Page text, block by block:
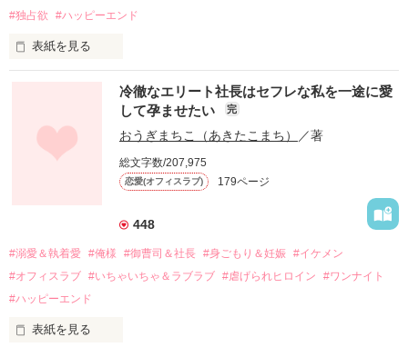
#独占欲
#ハッピーエンド
表紙を見る
幼なじみの哲平に淡い恋心を抱いていた美桜。
しかし、ある出来事をきっかけに二人の関係は壊れてしまう。
関係修復もできないまま、美桜は両親の離婚によって
引っ越すことになり、哲平とも離れ離れになった。
それから約十二年後。
過去の傷から、二度と会いたくないと思っていた哲平に
運命のような再会を果たす。
酔った勢いで一夜を共にしてしまった。
さらに、美桜が初めてだと知った哲平は
冷徹なエリート社長はセフレな私を一途に愛
して孕ませたい
完
おうぎまちこ（あきたこまち） ／著
総文字数/207,975
恋愛(オフィスラブ) 179ページ
448
#溺愛＆執着愛 #俺様 #御曹司＆社長 #身ごもり＆妊娠 #イケメン
#オフィスラブ #いちゃいちゃ＆ラブラブ #虐げられヒロイン
#ワンナイト
#ハッピーエンド
表紙を見る